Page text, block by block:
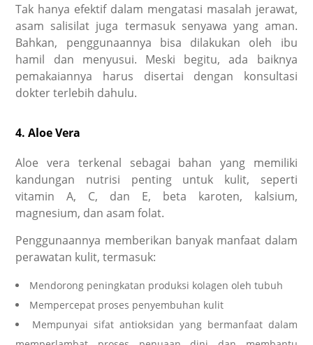
Tak hanya efektif dalam mengatasi masalah jerawat,
asam salisilat juga termasuk senyawa yang aman.
Bahkan, penggunaannya bisa dilakukan oleh ibu
hamil dan menyusui. Meski begitu, ada baiknya
pemakaiannya harus disertai dengan konsultasi
dokter terlebih dahulu.
4. Aloe Vera
Aloe vera terkenal sebagai bahan yang memiliki
kandungan nutrisi penting untuk kulit, seperti
vitamin A, C, dan E, beta karoten, kalsium,
magnesium, dan asam folat.
Penggunaannya memberikan banyak manfaat dalam
perawatan kulit, termasuk:
Mendorong peningkatan produksi kolagen oleh tubuh
Mempercepat proses penyembuhan kulit
Mempunyai sifat antioksidan yang bermanfaat dalam